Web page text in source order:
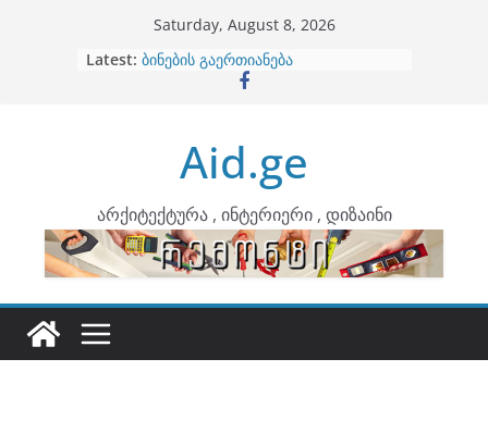
Saturday, August 8, 2026
Latest:
არტემიდი წარმოგიდგენთ
ბინების გაერთიანება
კონტრასტები ინტერიერში
ინტერიერის დიზიანი
Aid.ge
არქიტექტურა , ინტერიერი , დიზაინი